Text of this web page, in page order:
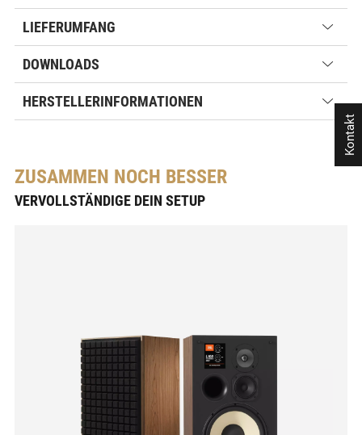
LIEFERUMFANG
DOWNLOADS
HERSTELLERINFORMATIONEN
ZUSAMMEN NOCH BESSER
VERVOLLSTÄNDIGE DEIN SETUP
Kontakt